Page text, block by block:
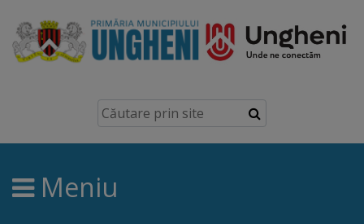
Ungheni
Prezentare
generală
Simbolurile
Meniu